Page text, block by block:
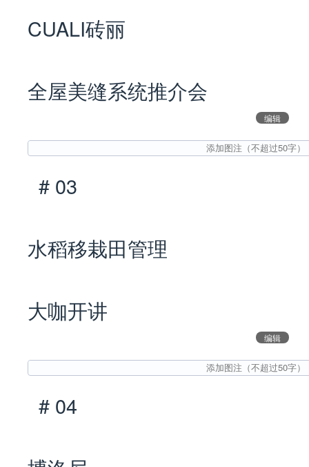
CUALI砖丽
全屋美缝系统推介会
编辑
# 03
水稻移栽田管理
大咖开讲
编辑
# 04